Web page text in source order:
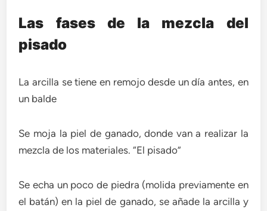
Las fases de la mezcla del
pisado
La arcilla se tiene en remojo desde un día antes, en
un balde
Se moja la piel de ganado, donde van a realizar la
mezcla de los materiales. “El pisado”
Se echa un poco de piedra (molida previamente en
el batán) en la piel de ganado, se añade la arcilla y